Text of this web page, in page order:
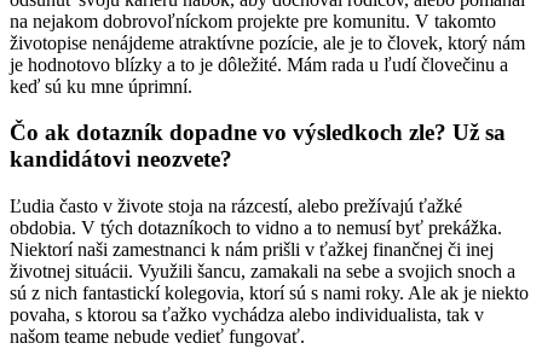
na nejakom dobrovoľníckom projekte pre komunitu. V takomto
životopise nenájdeme atraktívne pozície, ale je to človek, ktorý nám
je hodnotovo blízky a to je dôležité. Mám rada u ľudí človečinu a
keď sú ku mne úprimní.
Čo ak dotazník dopadne vo výsledkoch zle? Už sa
kandidátovi neozvete?
Ľudia často v živote stoja na rázcestí, alebo prežívajú ťažké
obdobia. V tých dotazníkoch to vidno a to nemusí byť prekážka.
Niektorí naši zamestnanci k nám prišli v ťažkej finančnej či inej
životnej situácii. Využili šancu, zamakali na sebe a svojich snoch a
sú z nich fantastickí kolegovia, ktorí sú s nami roky. Ale ak je niekto
povaha, s ktorou sa ťažko vychádza alebo individualista, tak v
našom teame nebude vedieť fungovať.